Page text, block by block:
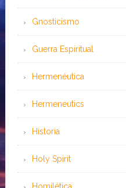
Gnosticismo
Guerra Espiritual
Hermenéutica
Hermeneutics
Historia
Holy Spirit